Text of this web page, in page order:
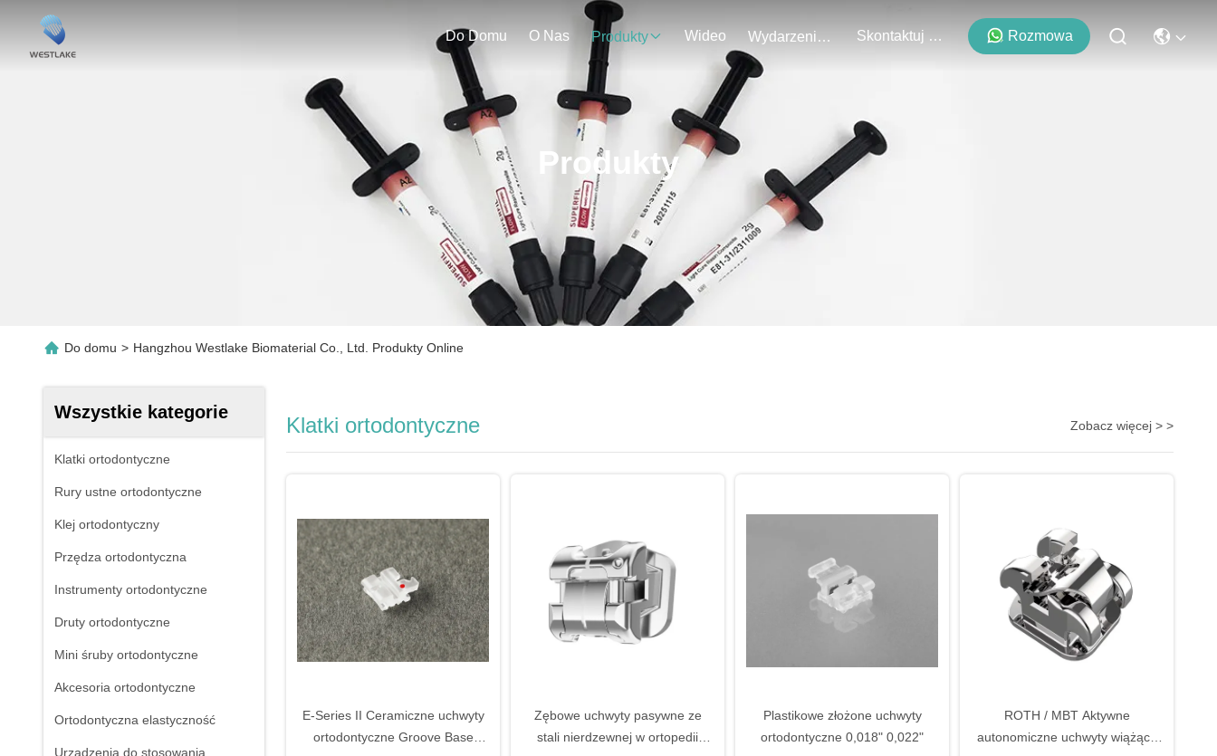
Do Domu O Nas Produkty Wideo Wydarzenia Skontaktuj Się Z Nami Rozmowa
Produkty
Do domu > Hangzhou Westlake Biomaterial Co., Ltd. Produkty Online
Wszystkie kategorie
Klatki ortodontyczne
Rury ustne ortodontyczne
Klej ortodontyczny
Przędza ortodontyczna
Instrumenty ortodontyczne
Druty ortodontyczne
Mini śruby ortodontyczne
Akcesoria ortodontyczne
Ortodontyczna elastyczność
Urządzenia do stosowania
Klatki ortodontyczne Zobacz więcej > >
E-Series II Ceramiczne uchwyty
ortodontyczne Groove Base
Zębowe uchwyty pasywne ze
stali nierdzewnej w ortopedii
Plastikowe złożone uchwyty
ortodontyczne 0,018" 0,022"
ROTH / MBT Aktywne
autonomiczne uchwyty wiążące